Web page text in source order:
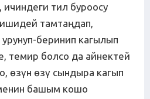
тил буроосу
тамтаңдап,
беринип кагылып
темир болсо да айнектей
өзүн өзү сындыра кагып
башым кошо